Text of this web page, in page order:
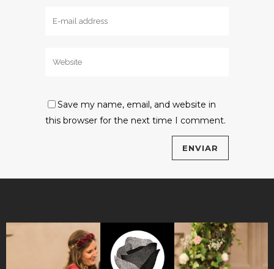
Save my name, email, and website in
this browser for the next time I comment.